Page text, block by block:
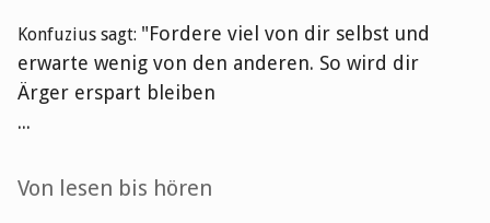
Konfuzius sagt: "Fordere viel von dir selbst und
erwarte wenig von den anderen. So wird dir
Ärger erspart bleiben
...
Von lesen bis hören